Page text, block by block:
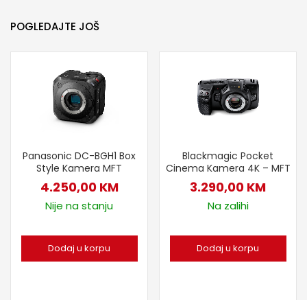
POGLEDAJTE JOŠ
Panasonic DC-BGH1 Box
Style Kamera MFT
4.250,00 KM
Nije na stanju
Dodaj u korpu
Blackmagic Pocket
Cinema Kamera 4K – MFT
3.290,00 KM
Na zalihi
Dodaj u korpu